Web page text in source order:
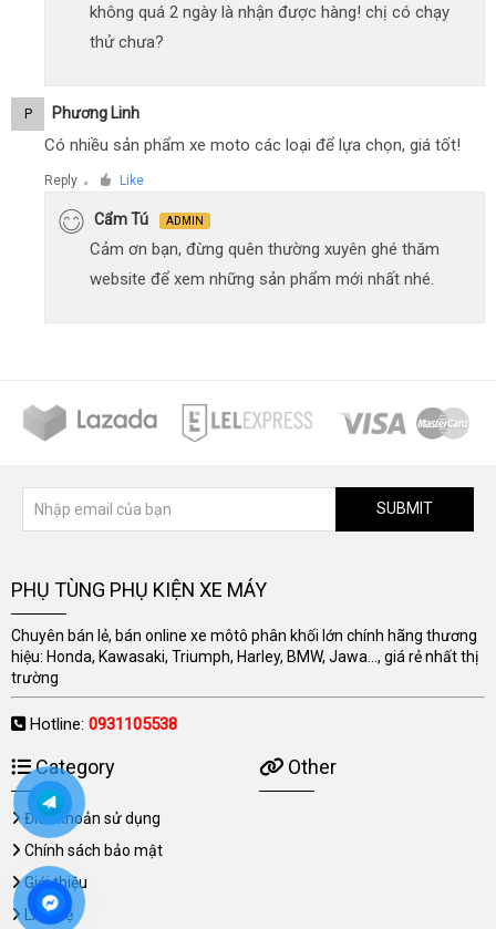
không quá 2 ngày là nhận được hàng! chị có chạy
thử chưa?
P Phương Linh
Có nhiều sản phẩm xe moto các loại để lựa chọn, giá tốt!
Reply ● Like
Cẩm Tú ADMIN
Cảm ơn bạn, đừng quên thường xuyên ghé thăm
website để xem những sản phẩm mới nhất nhé.
SUBMIT
PHỤ TÙNG PHỤ KIỆN XE MÁY
Chuyên bán lẻ, bán online xe môtô phân khối lớn chính hãng thương
hiệu: Honda, Kawasaki, Triumph, Harley, BMW, Jawa..., giá rẻ nhất thị
trường
Hotline: 0931105538
Category
Điều khoản sử dụng
Chính sách bảo mật
Giới thiệu
Liên hệ
Other